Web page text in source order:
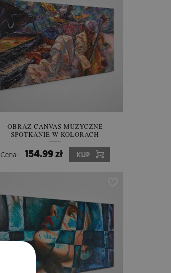
OBRAZ CANVAS MUZYCZNE
SPOTKANIE W KOLORACH
Cena: 154.99 zł KUP